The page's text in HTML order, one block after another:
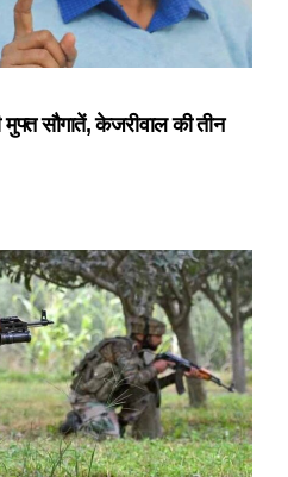
मुफ्त सौगातें, केजरीवाल की तीन